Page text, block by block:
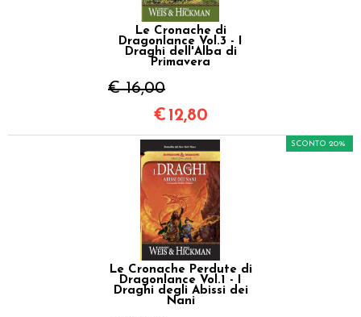
Le Cronache di
Dragonlance Vol.3 - I
Draghi dell'Alba di
Primavera
€ 16,00
€ 12,80
Le Cronache Perdute di
Dragonlance Vol.1 - I
Draghi degli Abissi dei
Nani
SCONTO 20%